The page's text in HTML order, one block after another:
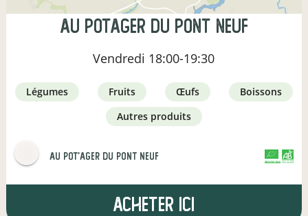
Au Potager Du Pont Neuf
Vendredi 18:00-19:30
légumes fruits œufs
boissons
autres produits
Au Pot'ager Du Pont Neuf
Acheter ici